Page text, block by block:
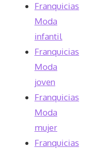
Franquicias
Moda
infantil
Franquicias
Moda
joven
Franquicias
Moda
mujer
Franquicias